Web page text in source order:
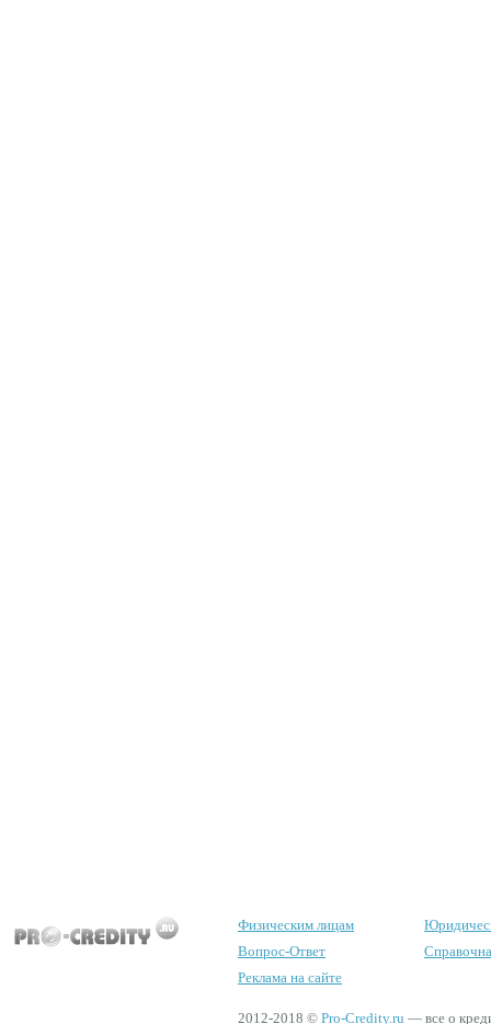
Физическим лицам
Вопрос-Ответ
Реклама на сайте
2012-2018 © Pro-Credity.ru — все о